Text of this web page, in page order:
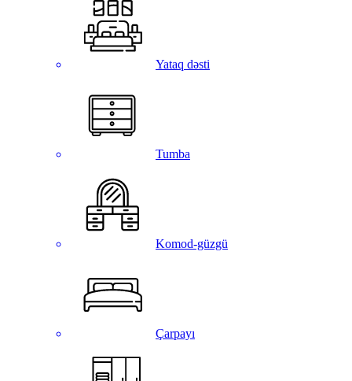
Yataq dəsti
Tumba
Komod-güzgü
Çarpayı